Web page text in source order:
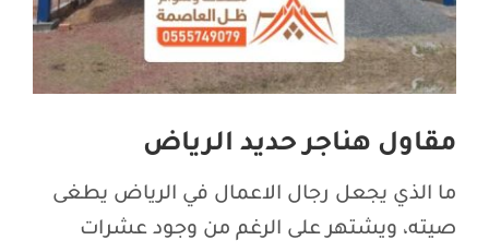
مقاول هناجر حديد الرياض
ما الذي يجعل رجال الاعمال في الرياض يطغى
صيته، ويشتهر على الرغم من وجود عشرات